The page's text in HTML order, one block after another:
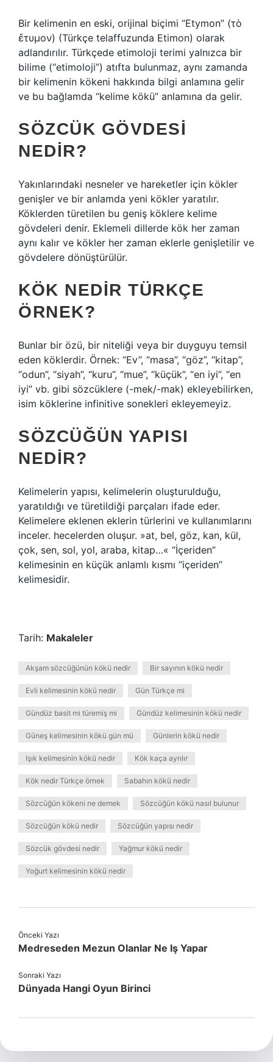
Bir kelimenin en eski, orijinal biçimi “Etymon” (τὸ
ἔτυμον) (Türkçe telaffuzunda Etimon) olarak
adlandırılır. Türkçede etimoloji terimi yalnızca bir
bilime (“etimoloji”) atıfta bulunmaz, aynı zamanda
bir kelimenin kökeni hakkında bilgi anlamına gelir
ve bu bağlamda “kelime kökü” anlamına da gelir.
SÖZCÜK GÖVDESI
NEDIR?
Yakınlarındaki nesneler ve hareketler için kökler
genişler ve bir anlamda yeni kökler yaratılır.
Köklerden türetilen bu geniş köklere kelime
gövdeleri denir. Eklemeli dillerde kök her zaman
aynı kalır ve kökler her zaman eklerle genişletilir ve
gövdelere dönüştürülür.
KÖK NEDIR TÜRKÇE
ÖRNEK?
Bunlar bir özü, bir niteliği veya bir duyguyu temsil
eden köklerdir. Örnek: “Ev”, “masa”, “göz”, “kitap”,
“odun”, “siyah”, “kuru”, “mue”, “küçük”, “en iyi”, “en
iyi” vb. gibi sözcüklere (-mek/-mak) ekleyebilirken,
isim köklerine infinitive sonekleri ekleyemeyiz.
SÖZCÜĞÜN YAPISI
NEDIR?
Kelimelerin yapısı, kelimelerin oluşturulduğu,
yaratıldığı ve türetildiği parçaları ifade eder.
Kelimelere eklenen eklerin türlerini ve kullanımlarını
inceler. hecelerden oluşur. »at, bel, göz, kan, kül,
çok, sen, sol, yol, araba, kitap…« “İçeriden”
kelimesinin en küçük anlamlı kısmı “içeriden”
kelimesidir.
Tarih: Makaleler
Akşam sözcüğünün kökü nedir Bir sayının kökü nedir
Evli kelimesinin kökü nedir Gün Türkçe mi
Gündüz basit mi türemiş mi Gündüz kelimesinin kökü nedir
Güneş kelimesinin kökü gün mü Günlerin kökü nedir
Işık kelimesinin kökü nedir Kök kaça ayrılır
Kök nedir Türkçe örnek Sabahın kökü nedir
Sözcüğün kökeni ne demek Sözcüğün kökü nasıl bulunur
Sözcüğün kökü nedir Sözcüğün yapısı nedir
Sözcük gövdesi nedir Yağmur kökü nedir
Yoğurt kelimesinin kökü nedir
Önceki Yazı
Medreseden Mezun Olanlar Ne Iş Yapar
Sonraki Yazı
Dünyada Hangi Oyun Birinci